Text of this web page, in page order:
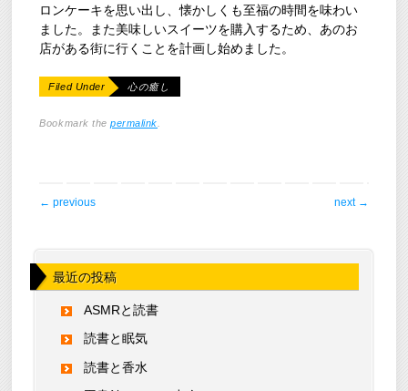
ロンケーキを思い出し、懐かしくも至福の時間を味わい
ました。また美味しいスイーツを購入するため、あのお
店がある街に行くことを計画し始めました。
Filed Under 心の癒し
Bookmark thepermalink.
post navigation
← previous next →
最近の投稿
ASMRと読書
読書と眠気
読書と香水